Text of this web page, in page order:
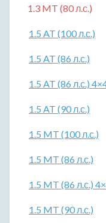
1.3 MT (80 л.с.)
1.5 AT (100 л.с.)
1.5 AT (86 л.с.)
1.5 AT (86 л.с.)
1.5 AT (90 л.с.)
1.5 MT (100 л.с.)
1.5 MT (86 л.с.)
1.5 MT (86 л.с.)
1.5 MT (90 л.с.)